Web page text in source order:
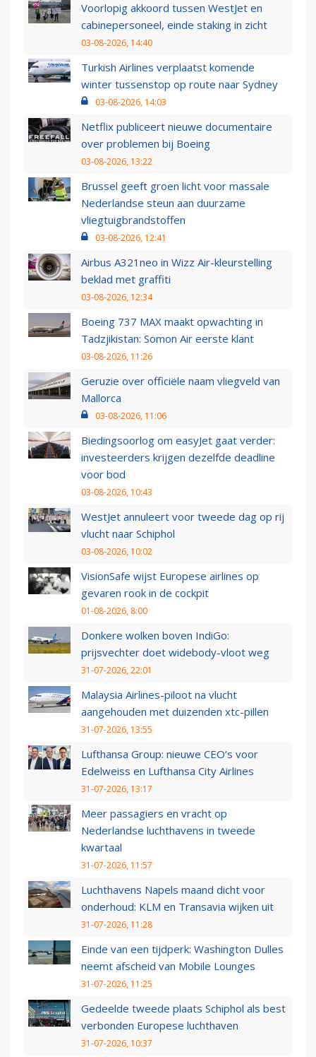
Voorlopig akkoord tussen WestJet en
cabinepersoneel, einde staking in zicht
03-08-2026, 14:40
Turkish Airlines verplaatst komende
winter tussenstop op route naar Sydney
03-08-2026, 14:03
Netflix publiceert nieuwe documentaire
over problemen bij Boeing
03-08-2026, 13:22
Brussel geeft groen licht voor massale
Nederlandse steun aan duurzame
vliegtuigbrandstoffen
03-08-2026, 12:41
Airbus A321neo in Wizz Air-kleurstelling
beklad met graffiti
03-08-2026, 12:34
Boeing 737 MAX maakt opwachting in
Tadzjikistan: Somon Air eerste klant
03-08-2026, 11:26
Geruzie over officiële naam vliegveld van
Mallorca
03-08-2026, 11:06
Biedingsoorlog om easyJet gaat verder:
investeerders krijgen dezelfde deadline
voor bod
03-08-2026, 10:43
WestJet annuleert voor tweede dag op rij
vlucht naar Schiphol
03-08-2026, 10:02
VisionSafe wijst Europese airlines op
gevaren rook in de cockpit
01-08-2026, 8:00
Donkere wolken boven IndiGo:
prijsvechter doet widebody-vloot weg
31-07-2026, 22:01
Malaysia Airlines-piloot na vlucht
aangehouden met duizenden xtc-pillen
31-07-2026, 13:55
Lufthansa Group: nieuwe CEO’s voor
Edelweiss en Lufthansa City Airlines
31-07-2026, 13:17
Meer passagiers en vracht op
Nederlandse luchthavens in tweede
kwartaal
31-07-2026, 11:57
Luchthavens Napels maand dicht voor
onderhoud: KLM en Transavia wijken uit
31-07-2026, 11:28
Einde van een tijdperk: Washington Dulles
neemt afscheid van Mobile Lounges
31-07-2026, 11:25
Gedeelde tweede plaats Schiphol als best
verbonden Europese luchthaven
31-07-2026, 10:37